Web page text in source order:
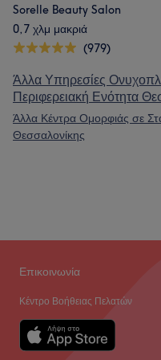
Sorelle Beauty Salon
0,7 χλμ μακριά
(979)
Άλλα Υπηρεσίες
Περιφερειακή Ενότητα
Άλλα Κέντρα Ομορφιάς σε
Θεσσαλονίκης
Επικοινωνία
Κέντρο Βοήθειας Πελατών